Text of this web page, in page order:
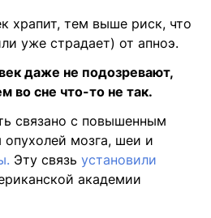
храпит, тем выше риск, что
уже страдает) от апноэ.
даже не подозревают,
во сне что-то не так.
связано с повышенным
опухолей мозга, шеи и
Эту связь установили
академии